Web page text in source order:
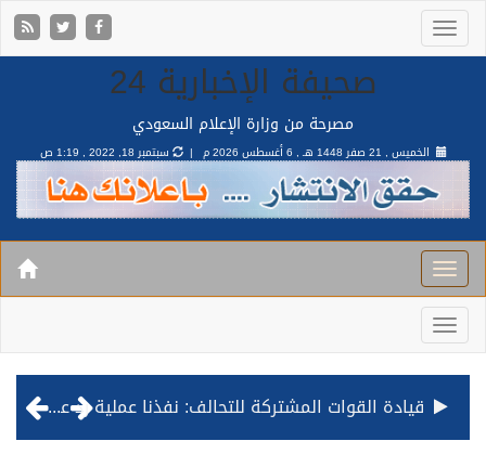
صحيفة الإخبارية 24
مصرحة من وزارة الإعلام السعودي
الخميس , 21 صفر 1448 هـ , 6 أغسطس 2026 م | سبتمبر 18, 2022 , 1:19 ص
قيادة القوات المشتركة للتحالف: نفذنا عملية رد عسكري متناسبة لأهداف عسكرية مشروعة تابعة للمليشيا الحوثية الإرهابية في محافظة الحديدة